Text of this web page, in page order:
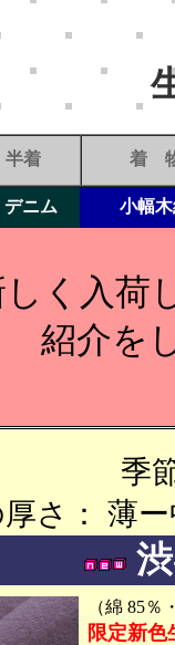
半着 着
ニム 小幅
く入荷
紹介を
季
さ： 薄
（綿 85％
限定新色